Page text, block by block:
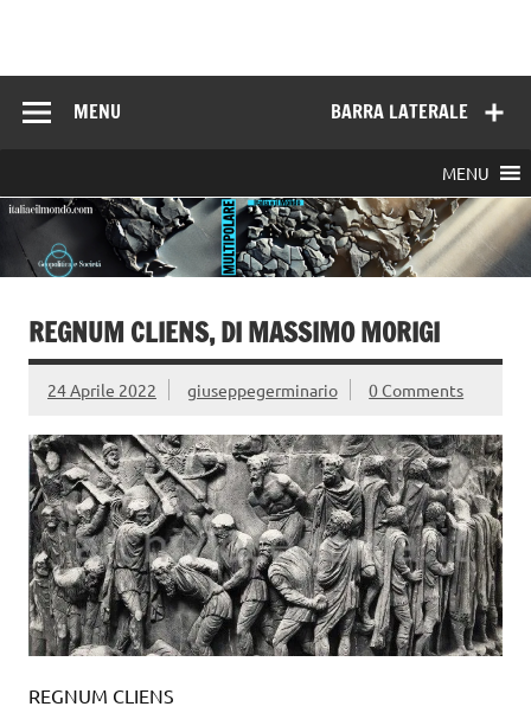
BARRA LATERALE
MENU
MENU
REGNUM CLIENS, DI MASSIMO MORIGI
24 Aprile 2022 giuseppegerminario 0 Comments
REGNUM CLIENS